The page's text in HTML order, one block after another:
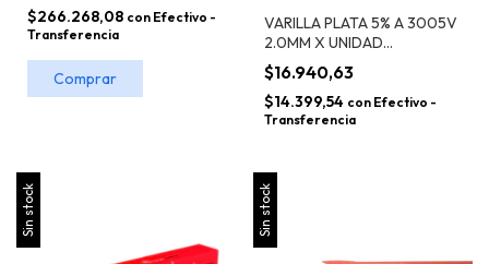
$266.268,08 con Efectivo -
Transferencia
VARILLA PLATA 5% A 3005V
2.0MM X UNIDAD
FONTARGEN
$16.940,63
$14.399,54 con Efectivo -
Transferencia
Sin stock Sin stock